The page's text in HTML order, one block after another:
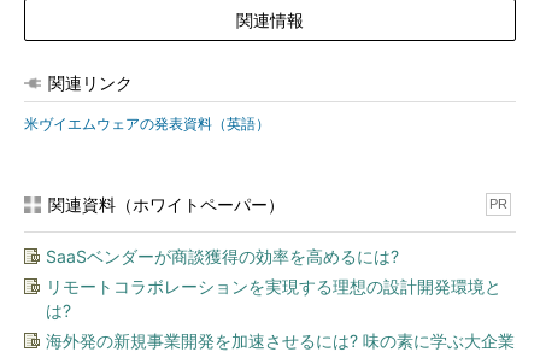
クラウド、複数のパブリッククラウドにまたがり、開発者は自由
にこれらを利用、一方で情報システム部門はセキュリティやコン
「（社内の）開発者は、それぞれの理由でクラウドを選択し、
る。これを隠してしまっては意味がない。顧客企業が求めている
方、アプリケーションやポリシーを企業として管理できるような
仕組みだ。顧客企業は私たちに開発者をコントロールすることを
望んでいない」（ラグラム氏）
関連情報
関連リンク
米ヴイエムウェアの発表資料（英語）
関連資料（ホワイトペーパー） PR
SaaSベンダーが商談獲得の効率を高めるには?
リモートコラボレーションを実現する理想の設計開発環境と
は?
海外発の新規事業開発を加速させるには? 味の素に学ぶ大企業